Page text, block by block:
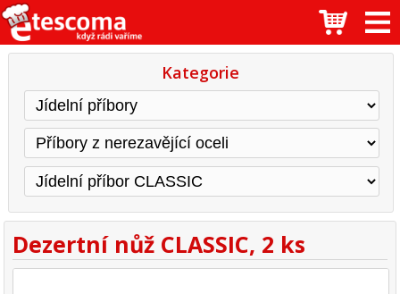
Kategorie
Dezertní nůž CLASSIC, 2 ks